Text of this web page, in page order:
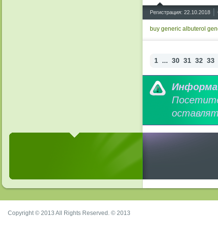
Регистрация: 22.10.2018
buy generic albuterol
1 ... 30 31 32 33
Copyright © 2013 All Rights Reserved. © 2013